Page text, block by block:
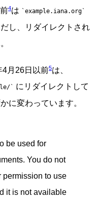
4は example.iana.org
し、リダイレクトされ
4月26日以前5は、
にリダイレクトして
に変わっています。
be used for
You do not
permission to use
it is not available